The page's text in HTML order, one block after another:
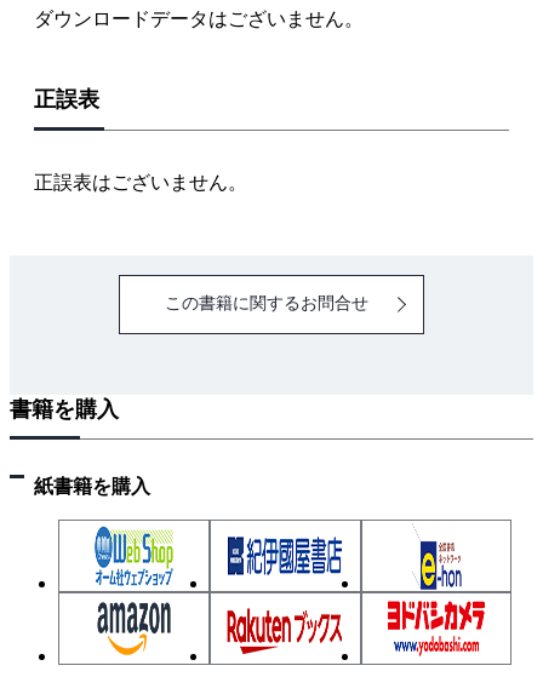
ダウンロードデータはございません。
正誤表
正誤表はございません。
この書籍に関するお問合せ
書籍を購入
紙書籍を購入